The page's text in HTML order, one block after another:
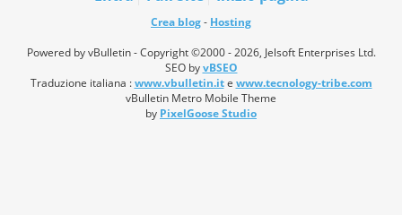
Crea blog- Hosting
Powered by vBulletin - Copyright ©2000 - 2026, Jelsoft Enterprises Ltd.
SEO byvBSEO
Traduzione italiana :www.vbulletin.ite www.tecnology-tribe.com
vBulletin Metro Mobile Theme
by PixelGoose Studio